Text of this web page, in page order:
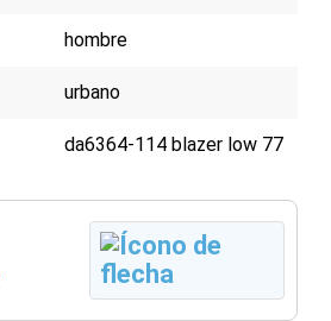
hombre
urbano
da6364-114 blazer low 77